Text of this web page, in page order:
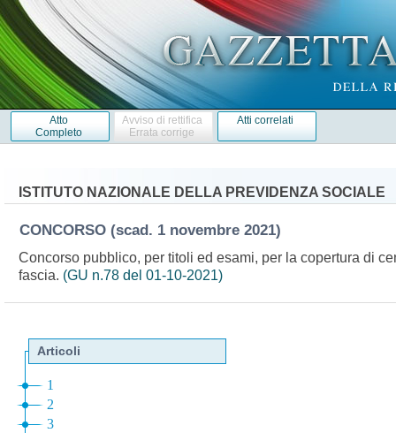
Atto
Completo
Avviso di rettifica
Errata corrige
Atti correlati
ISTITUTO NAZIONALE DELLA PREVIDENZA SOCIALE
CONCORSO (scad. 1 novembre 2021)
Concorso pubblico, per titoli ed esami, per la copertura di
fascia. (GU n.78 del 01-10-2021)